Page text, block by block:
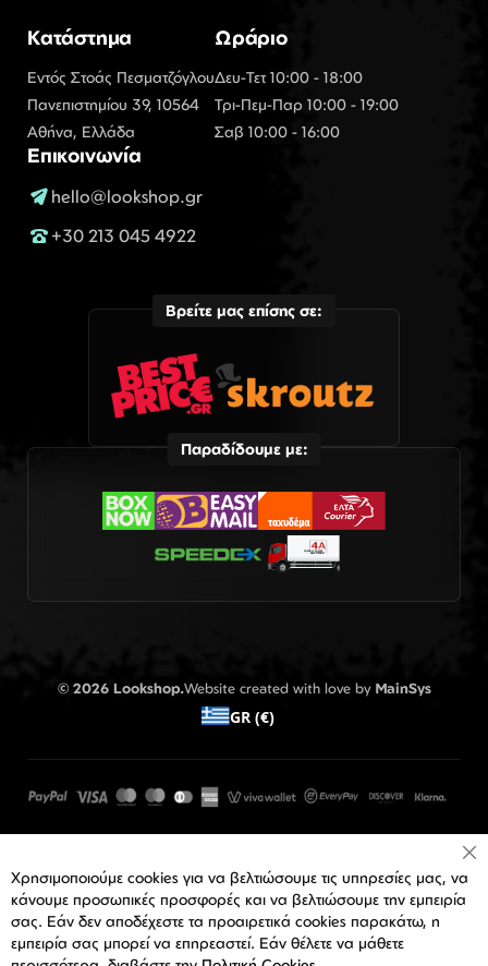
Κατάστημα
Εντός Στοάς Πεσματζόγλου
Πανεπιστημίου 39, 10564
Αθήνα, Ελλάδα
Ωράριο
Δευ-Τετ 10:00 - 18:00
Τρι-Πεμ-Παρ 10:00 - 19:00
Σαβ 10:00 - 16:00
Επικοινωνία
hello@lookshop.gr
+30 213 045 4922
Βρείτε μας επίσης σε:
Παραδίδουμε με:
© 2026 Lookshop.Website created with love by MainSys
GR (€)
Χρησιμοποιούμε cookies για να βελτιώσουμε τις υπηρεσίες μας, να
κάνουμε προσωπικές προσφορές και να βελτιώσουμε την εμπειρία
σας. Εάν δεν αποδέχεστε τα προαιρετικά cookies παρακάτω, η
εμπειρία σας μπορεί να επηρεαστεί. Εάν θέλετε να μάθετε